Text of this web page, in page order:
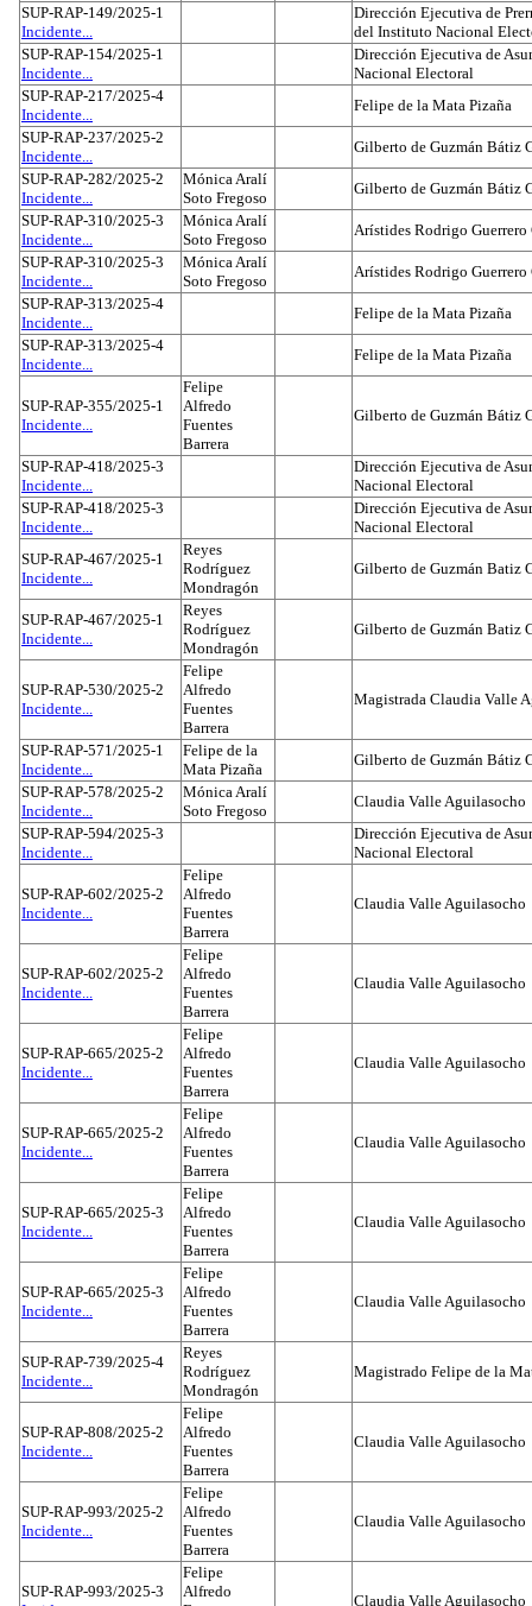
SUP-RAP-149/2025-1
Incidente...
Dirección Ejecutiva de
del Instituto Nacional
SUP-RAP-154/2025-1
Incidente...
Dirección Ejecutiva de
Nacional Electoral
SUP-RAP-217/2025-4
Incidente...
Felipe de la Mata Pizaña
SUP-RAP-237/2025-2
Incidente...
Gilberto de Guzmán Bátiz
SUP-RAP-282/2025-2
Incidente...
Mónica Aralí
Soto Fregoso
Gilberto de Guzmán Bátiz
SUP-RAP-310/2025-3
Incidente...
Mónica Aralí
Soto Fregoso
Arístides Rodrigo Guerrero
SUP-RAP-310/2025-3
Incidente...
Mónica Aralí
Soto Fregoso
Arístides Rodrigo Guerrero
SUP-RAP-313/2025-4
Incidente...
Felipe de la Mata Pizaña
SUP-RAP-313/2025-4
Incidente...
Felipe de la Mata Pizaña
SUP-RAP-355/2025-1
Incidente...
Felipe
Alfredo
Fuentes
Barrera
Gilberto de Guzmán Bátiz
SUP-RAP-418/2025-3
Incidente...
Dirección Ejecutiva de
Nacional Electoral
SUP-RAP-418/2025-3
Incidente...
Dirección Ejecutiva de
Nacional Electoral
SUP-RAP-467/2025-1
Incidente...
Reyes
Rodríguez
Mondragón
Gilberto de Guzmán Batiz
SUP-RAP-467/2025-1
Incidente...
Reyes
Rodríguez
Mondragón
Gilberto de Guzmán Batiz
SUP-RAP-530/2025-2
Incidente...
Felipe
Alfredo
Fuentes
Barrera
Magistrada Claudia Valle
SUP-RAP-571/2025-1
Incidente...
Felipe de la
Mata Pizaña
Gilberto de Guzmán Bátiz
SUP-RAP-578/2025-2
Incidente...
Mónica Aralí
Soto Fregoso
Claudia Valle Aguilasocho
SUP-RAP-594/2025-3
Incidente...
Dirección Ejecutiva de
Nacional Electoral
SUP-RAP-602/2025-2
Incidente...
Felipe
Alfredo
Fuentes
Barrera
Claudia Valle Aguilasocho
SUP-RAP-602/2025-2
Incidente...
Felipe
Alfredo
Fuentes
Barrera
Claudia Valle Aguilasocho
SUP-RAP-665/2025-2
Incidente...
Felipe
Alfredo
Fuentes
Barrera
Claudia Valle Aguilasocho
SUP-RAP-665/2025-2
Incidente...
Felipe
Alfredo
Fuentes
Barrera
Claudia Valle Aguilasocho
SUP-RAP-665/2025-3
Incidente...
Felipe
Alfredo
Fuentes
Barrera
Claudia Valle Aguilasocho
SUP-RAP-665/2025-3
Incidente...
Felipe
Alfredo
Fuentes
Barrera
Claudia Valle Aguilasocho
SUP-RAP-739/2025-4
Incidente...
Reyes
Rodríguez
Mondragón
Magistrado Felipe de la
SUP-RAP-808/2025-2
Incidente...
Felipe
Alfredo
Fuentes
Barrera
Claudia Valle Aguilasocho
SUP-RAP-993/2025-2
Incidente...
Felipe
Alfredo
Fuentes
Barrera
Claudia Valle Aguilasocho
SUP-RAP-993/2025-3
Felipe
Alfredo
Claudia Valle Aguilasocho